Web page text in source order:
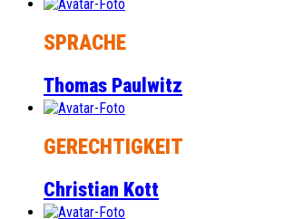
SPRACHE
Thomas Paulwitz
GERECHTIGKEIT
Christian Kott